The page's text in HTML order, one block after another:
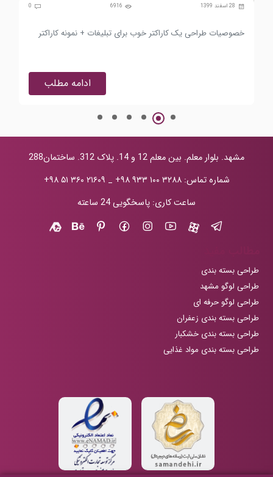
28 اسفند 1399 6916
0
خصوصیات طراحی یک کاراکتر خوب برای تبلیغات + نمونه کاراکتر
ادامه مطلب
مشهد. بلوار معلم. بین معلم 12 و 14. پلاک 312. ساختمان288
شماره تماس:+۹۸ ۹۳۳ ۱۰۰ ۳۲۸۸ _ +۹۸ ۵۱ ۳۶۰ ۲۱۶۰۹
ساعت کاری: پاسخگویی 24 ساعته
طراحی بسته بندی
طراحی لوگو مشهد
طراحی لوگو حرفه ای
طراحی بسته بندی زعفران
طراحی بسته بندی خشکبار
طراحی بسته بندی مواد غذایی